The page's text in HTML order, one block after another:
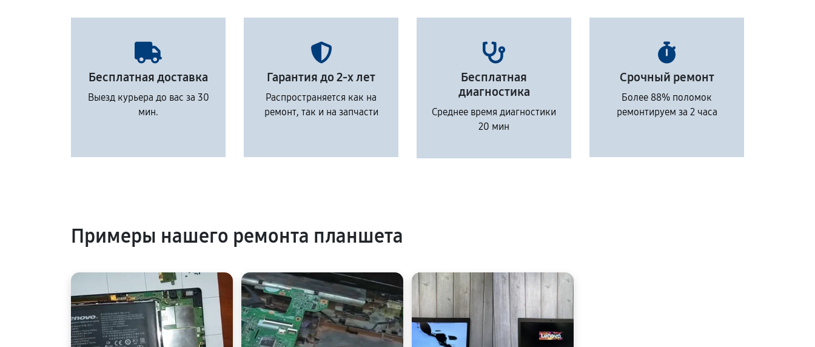
Бесплатная доставка
Выезд курьера до вас за 30
мин.
Гарантия до 2-х лет
Распространяется как на
ремонт, так и на запчасти
Бесплатная
диагностика
Среднее время диагностики
20 мин
Срочный ремонт
Более 88% поломок
ремонтируем за 2 часа
Примеры нашего ремонта планшета